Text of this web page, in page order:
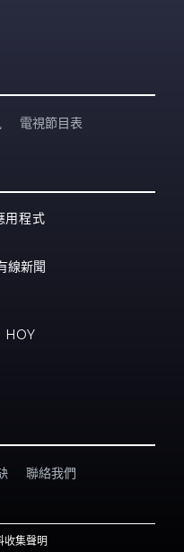
電視節目表
用程式
線新聞
HOY
聯絡我們
收集聲明